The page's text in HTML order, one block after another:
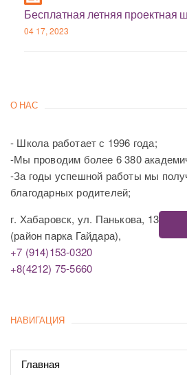
Бесплатная летняя проектная
04 17, 2023
О НАС
- Школа работает с 1996 года;
-Мы проводим более 6 380
-За годы успешной работы мы
благодарных родителей;
г. Хабаровск, ул. Панькова, 13
(район парка Гайдара),
+7 (914)153-0320
+8(4212) 75-5660
НАВИГАЦИЯ
Главная